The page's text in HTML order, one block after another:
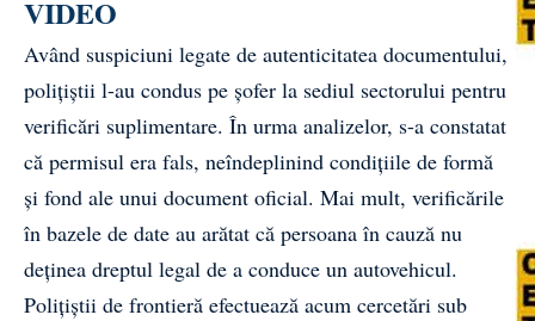
VIDEO
Având suspiciuni legate de autenticitatea documentului,
polițiștii l-au condus pe șofer la sediul sectorului pentru
verificări suplimentare. În urma analizelor, s-a constatat
că permisul era fals, neîndeplinind condițiile de formă
și fond ale unui document oficial. Mai mult, verificările
în bazele de date au arătat că persoana în cauză nu
deținea dreptul legal de a conduce un autovehicul.
Polițiștii de frontieră efectuează acum cercetări sub